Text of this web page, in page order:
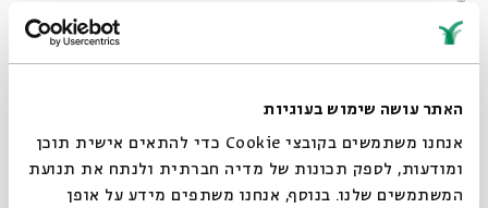
האתר עושה שימוש בעוגיות
אנחנו משתמשים בקובצי Cookie כדי להתאים אישית תוכן
ומודעות, לספק תכונות של מדיה חברתית ולנתח את תנועת
המשתמשים שלנו. בנוסף, אנחנו משתפים מידע על אופן
* מופע ישיבה
מוסיקה ישראלית, מוסיקה יהודית ומה שביניהן
בכל יום שני בשעה 21:00